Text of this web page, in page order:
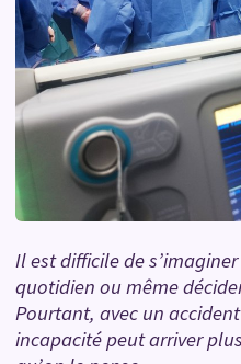
Il est difficile de
quotidien ou même
Pourtant, avec un
incapacité peut arriver